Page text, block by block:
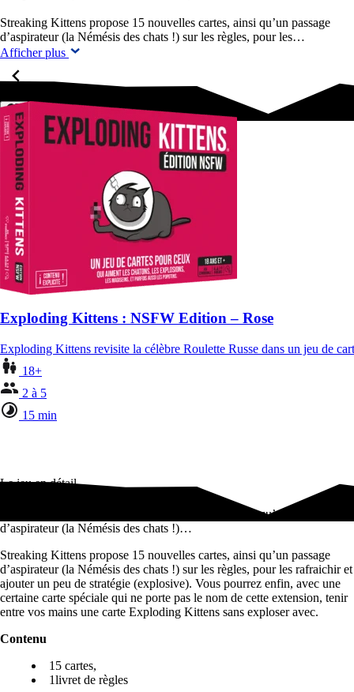
Streaking Kittens propose 15 nouvelles cartes, ainsi qu’un passage
d’aspirateur (la Némésis des chats !) sur les règles, pour les…
Afficher plus
Exploding Kittens : NSFW Edition – Rose
Exploding Kittens revisite la célèbre Roulette Russe dans un jeu de
18+
2 à 5
15 min
Le jeu en détail
Streaking Kittens propose 15 nouvelles cartes, ainsi qu’un passage
d’aspirateur (la Némésis des chats !)…
Streaking Kittens propose 15 nouvelles cartes, ainsi qu’un passage
d’aspirateur (la Némésis des chats !) sur les règles, pour les rafraichir et
ajouter un peu de stratégie (explosive). Vous pourrez enfin, avec une
certaine carte spéciale qui ne porte pas le nom de cette extension, tenir
entre vos mains une carte Exploding Kittens sans exploser avec.
Contenu
15 cartes,
1livret de règles